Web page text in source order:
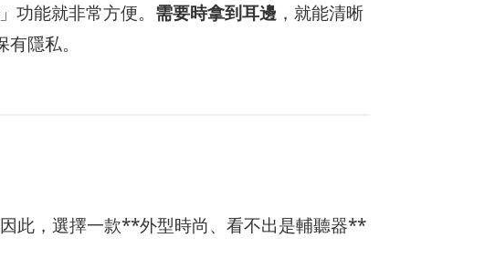
」功能就非常方便。 需要時拿到耳邊 ，就能清晰
隱私。
因此，選擇一款**外型時尚、看不出是輔聽器**